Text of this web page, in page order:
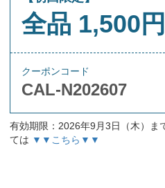
全品 1,500
クーポンコード
CAL-N202607
有効期限：2026年9月3日（木）ま
ては ▼▼こちら▼▼